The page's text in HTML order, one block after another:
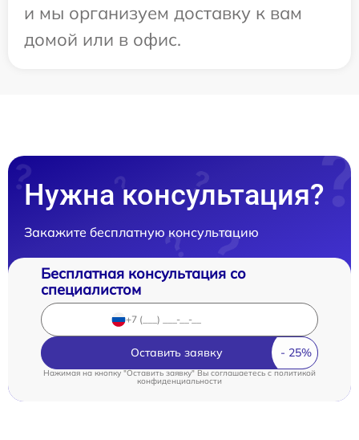
и мы организуем доставку к вам
домой или в офис.
Нужна консультация?
Закажите бесплатную консультацию
Бесплатная консультация со
специалистом
Оставить заявку
Нажимая на кнопку "Оставить заявку" Вы соглашаетесь cполитикой
конфиденциальности